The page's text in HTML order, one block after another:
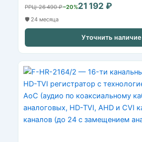
РРЦ: 26 490 ₽−20%21 192 ₽
🛡️ 24 месяца
Уточнить наличие